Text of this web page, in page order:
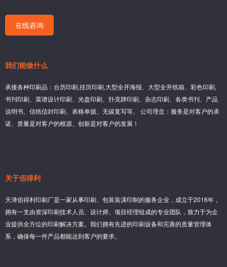
在线咨询
我们能做什么
承接各种印刷品：台历印刷,挂历印刷,大型全开海报、大型全开纸箱、彩色印刷,
书刊印刷、菜谱设计印刷、光盘印刷、扑克牌印刷、杂志印刷、各类书刊、产品
说明书、信纸信封印刷、表格单据、无碳复写等。 公司理念：服务是对客户的承
诺、质量是对客户的根源、创新是对客户的发展！
关于佰得利
天津佰得利印刷厂是一家从事印刷、包装装潢印制的服务企业，成立于2016年，
拥有一支由资深印刷技术人员、设计师、项目经理组成的专业团队，致力于为企
业提供全方位的印刷解决方案。我们拥有先进的印刷设备和完善的质量管理体
系，确保每一件产品都能达到客户的要求。